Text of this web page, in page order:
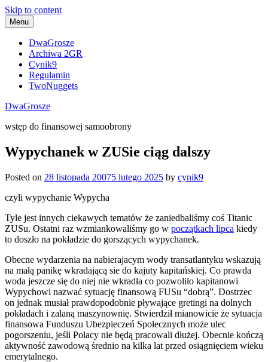
Skip to content
Menu
DwaGrosze
Archiwa 2GR
Cynik9
Regulamin
TwoNuggets
DwaGrosze
wstęp do finansowej samoobrony
Wypychanek w ZUSie ciąg dalszy
Posted on 28 listopada 20075 lutego 2025 by cynik9
czyli wypychanie Wypycha
Tyle jest innych ciekawych tematów że zaniedbaliśmy coś Titanic
ZUSu. Ostatni raz wzmiankowaliśmy go w początkach lipca kiedy
to doszło na pokładzie do gorszących wypychanek.
Obecne wydarzenia na nabierajacym wody transatlantyku wskazują
na małą panikę wkradającą sie do kajuty kapitańskiej. Co prawda
woda jeszcze się do niej nie wkradła co pozwoliło kapitanowi
Wypychowi nazwać sytuację finansową FUSu “dobrą”. Dostrzec
on jednak musiał prawdopodobnie pływające gretingi na dolnych
pokładach i zalaną maszynownię. Stwierdził mianowicie że sytuacja
finansowa Funduszu Ubezpieczeń Społecznych może ulec
pogorszeniu, jeśli Polacy nie będą pracowali dłużej. Obecnie kończą
aktywność zawodową średnio na kilka lat przed osiągnięciem wieku
emerytalnego.